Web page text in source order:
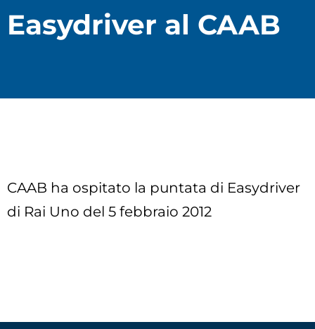
Easydriver al CAAB
CAAB ha ospitato la puntata di Easydriver
di Rai Uno del 5 febbraio 2012